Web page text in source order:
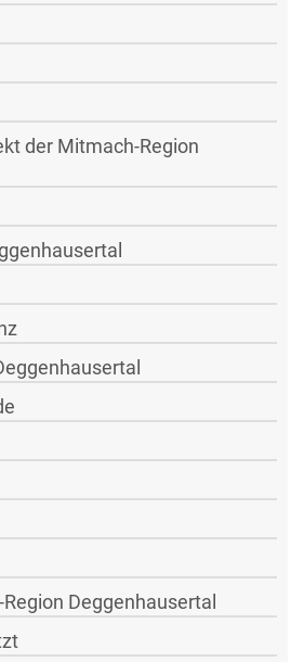
der Mitmach-Region
Deggenhausertal